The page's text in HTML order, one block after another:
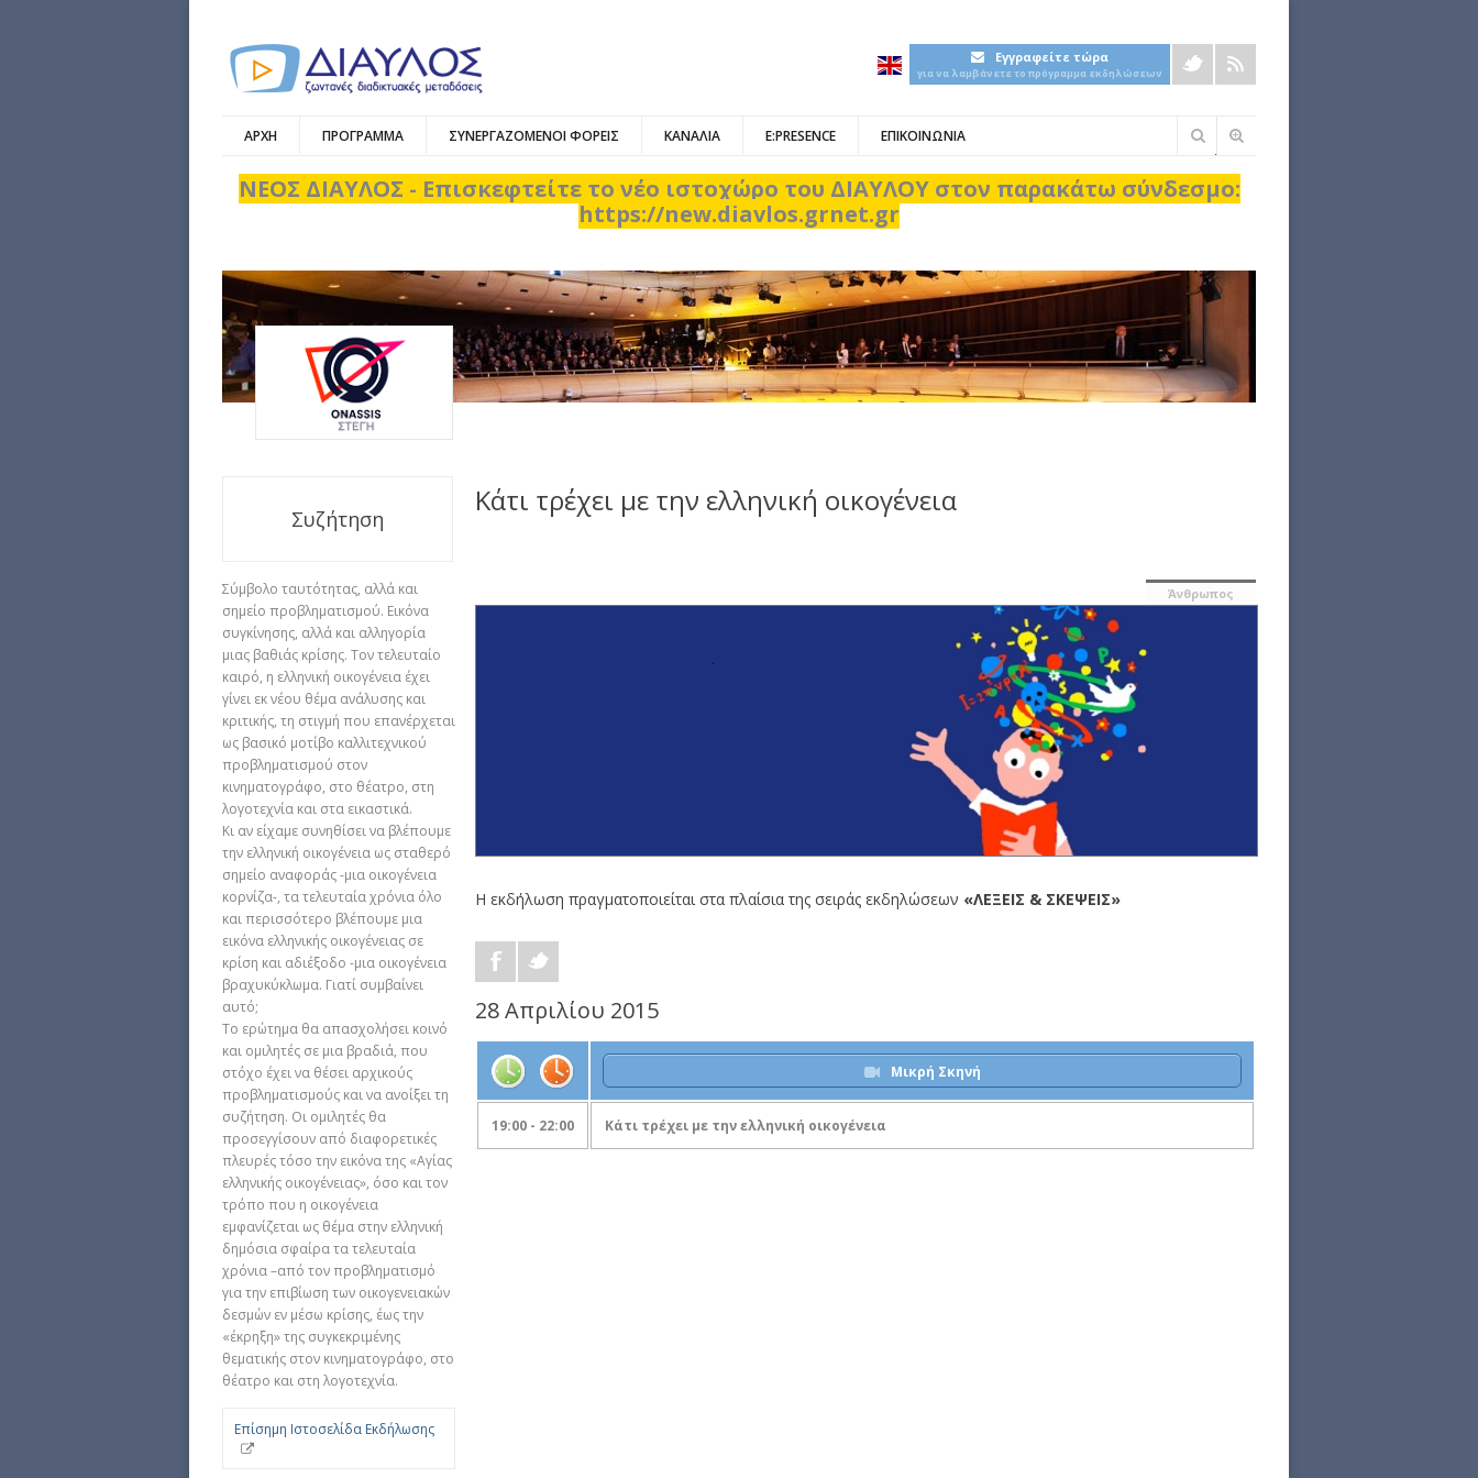
Εγγραφείτε τώρα
για να λαμβάνετε το πρόγραμμα εκδηλώσεων
ΑΡΧΗ ΠΡΟΓΡΑΜΜΑ ΣΥΝΕΡΓΑΖΟΜΕΝΟΙ ΦΟΡΕΙΣ ΚΑΝΑΛΙΑ E:PRESENCE ΕΠΙΚΟΙΝΩΝΙΑ
Φόρμα
αναζήτησης
ΝΕΟΣ ΔΙΑΥΛΟΣ - Επισκεφτείτε το νέο ιστοχώρο του ΔΙΑΥΛΟΥ στον παρακάτω σύνδεσμο:
https://new.diavlos.grnet.gr
Κάτι τρέχει με την ελληνική οικογένεια
Συζήτηση
Σύμβολο ταυτότητας, αλλά και
σημείο προβληματισμού. Εικόνα
συγκίνησης, αλλά και αλληγορία
μιας βαθιάς κρίσης. Τον τελευταίο
καιρό, η ελληνική οικογένεια έχει
γίνει εκ νέου θέμα ανάλυσης και
κριτικής, τη στιγμή που επανέρχεται
ως βασικό μοτίβο καλλιτεχνικού
προβληματισμού στον
κινηματογράφο, στο θέατρο, στη
λογοτεχνία και στα εικαστικά.
Κι αν είχαμε συνηθίσει να βλέπουμε
την ελληνική οικογένεια ως σταθερό
σημείο αναφοράς -μια οικογένεια
κορνίζα-, τα τελευταία χρόνια όλο
και περισσότερο βλέπουμε μια
εικόνα ελληνικής οικογένειας σε
κρίση και αδιέξοδο -μια οικογένεια
βραχυκύκλωμα. Γιατί συμβαίνει
αυτό;
Το ερώτημα θα απασχολήσει κοινό
και ομιλητές σε μια βραδιά, που
στόχο έχει να θέσει αρχικούς
προβληματισμούς και να ανοίξει τη
συζήτηση. Οι ομιλητές θα
προσεγγίσουν από διαφορετικές
πλευρές τόσο την εικόνα της «Αγίας
ελληνικής οικογένειας», όσο και τον
τρόπο που η οικογένεια
εμφανίζεται ως θέμα στην ελληνική
δημόσια σφαίρα τα τελευταία
χρόνια –από τον προβληματισμό
για την επιβίωση των οικογενειακών
δεσμών εν μέσω κρίσης, έως την
«έκρηξη» της συγκεκριμένης
θεματικής στον κινηματογράφο, στο
θέατρο και στη λογοτεχνία.
Επίσημη Ιστοσελίδα Εκδήλωσης
Άνθρωπος
Η εκδήλωση πραγματοποιείται στα πλαίσια της σειράς εκδηλώσεων «ΛΕΞΕΙΣ & ΣΚΕΨΕΙΣ»
28 Απριλίου 2015
Μικρή Σκηνή
19:00 - 22:00 Κάτι τρέχει με την ελληνική οικογένεια